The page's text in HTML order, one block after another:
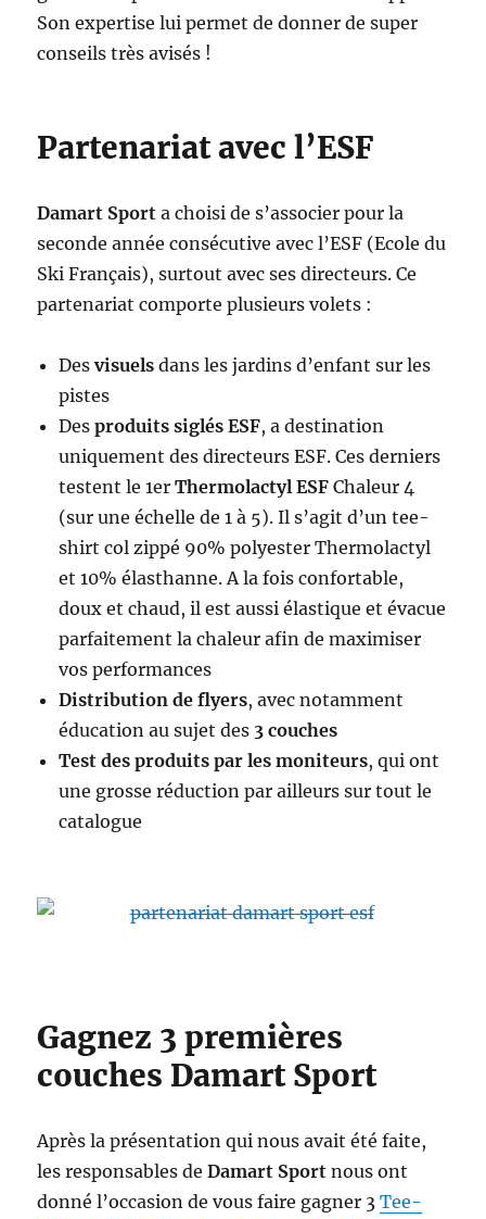
Son expertise lui permet de donner de super
conseils très avisés !
Partenariat avec l’ESF
Damart Sport a choisi de s’associer pour la
seconde année consécutive avec l’ESF (Ecole du
Ski Français), surtout avec ses directeurs. Ce
partenariat comporte plusieurs volets :
Desvisuels dans les jardins d’enfant sur les
pistes
Desproduits siglés ESF, a destination
uniquement des directeurs ESF. Ces derniers
testent le 1erThermolactyl ESF Chaleur 4
(sur une échelle de 1 à 5). Il s’agit d’un tee-
shirt col zippé 90% polyester Thermolactyl
et 10% élasthanne. A la fois confortable,
doux et chaud, il est aussi élastique et évacue
parfaitement la chaleur afin de maximiser
vos performances
Distribution de flyers, avec notamment
éducation au sujet des 3 couches
Test des produits par les moniteurs, qui ont
une grosse réduction par ailleurs sur tout le
catalogue
Gagnez 3 premières
couches Damart Sport
Après la présentation qui nous avait été faite,
les responsables deDamart Sport nous ont
donné l’occasion de vous faire gagner 3Tee-